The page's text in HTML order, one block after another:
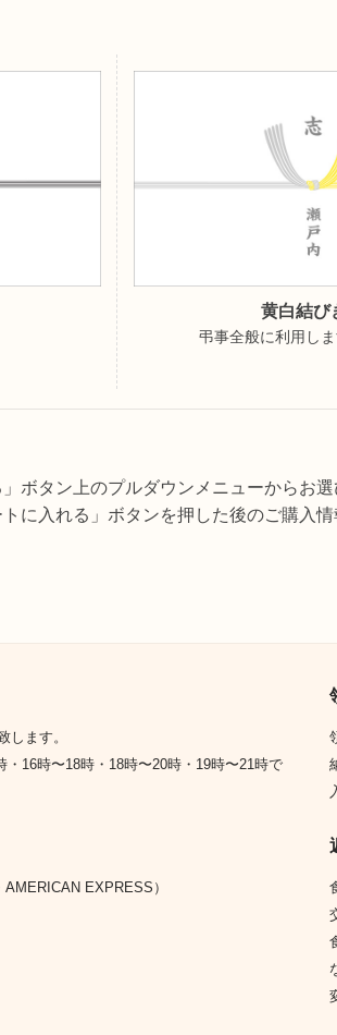
黄白結び
弔事全般に利用しま
ボタン上のプルダウンメニューからお選
に入れる」ボタンを押した後のご購入
します。
16時〜18時・18時〜20時・19時〜21時で
EXPRESS）